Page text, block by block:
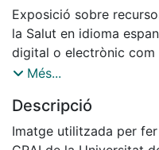
Exposició sobre
la Salut en idioma
digital o electrònic com
revistes, butlletins de
Més...
Descripció
Imatge utilitzada per